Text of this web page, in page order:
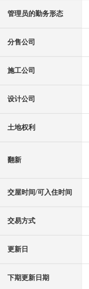
管理员的勤务形态
分售公司
施工公司
设计公司
土地权利
翻新
交屋时间/可入住时间
交易方式
更新日
下期更新日期